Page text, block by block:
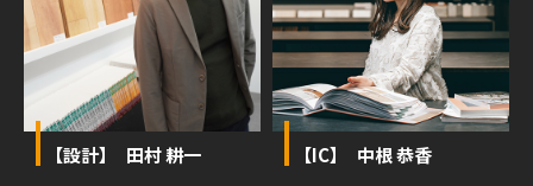
【設計】 田村 耕一 【IC】 中根 恭香